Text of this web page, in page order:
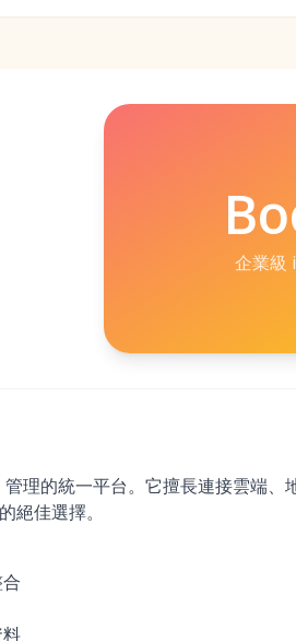
企業級
理的統一平台。它擅長連接雲端、
絕佳選擇。